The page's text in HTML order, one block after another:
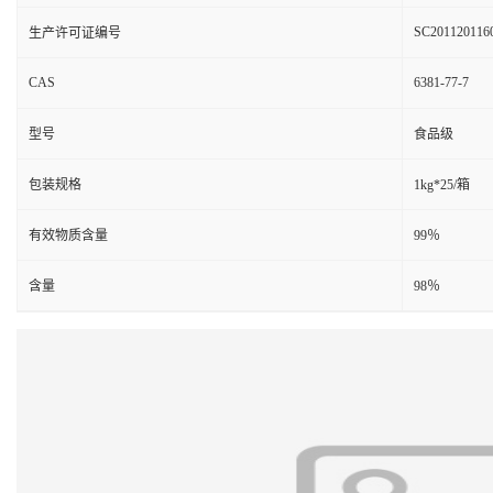
生产许可证编号
CAS 6381-77-7
型号 食品级
包装规格 1kg*25/箱
有效物质含量 99％
含量 98％